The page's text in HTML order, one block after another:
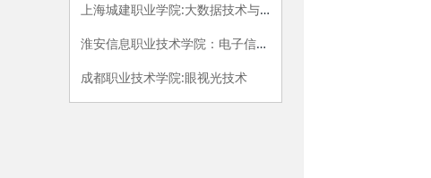
上海城建职业学院:大数据技术与应用
淮安信息职业技术学院：电子信息工程技术
成都职业技术学院:眼视光技术